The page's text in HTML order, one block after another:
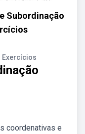
Subordinação
Exercícios
coordenativas e